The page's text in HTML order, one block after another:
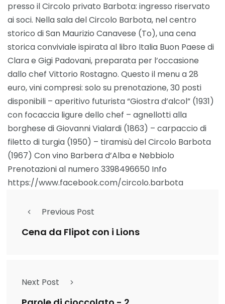
presso il Circolo privato Barbota: ingresso riservato
ai soci. Nella sala del Circolo Barbota, nel centro
storico di San Maurizio Canavese (To), una cena
storica conviviale ispirata al libro Italia Buon Paese di
Clara e Gigi Padovani, preparata per l’occasione
dallo chef Vittorio Rostagno. Questo il menu a 28
euro, vini compresi: solo su prenotazione, 30 posti
disponibili – aperitivo futurista “Giostra d’alcol” (1931)
con focaccia ligure dello chef – agnellotti alla
borghese di Giovanni Vialardi (1863) – carpaccio di
filetto di turgia (1950) – tiramisù del Circolo Barbota
(1967) Con vino Barbera d’Alba e Nebbiolo
Prenotazioni al numero 3398496650 Info
https://www.facebook.com/circolo.barbota
Previous Post
Cena da Flipot con i Lions
Next Post